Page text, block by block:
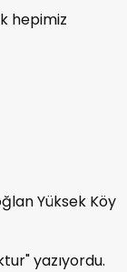
hepimiz
Yüksek Köy
yazıyordu.